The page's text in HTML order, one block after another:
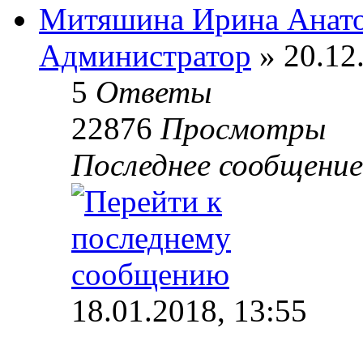
Митяшина Ирина
Администратор »
5 Ответы
22876 Просмотры
Последнее
18.01.2018, 13:55